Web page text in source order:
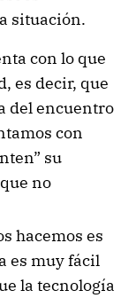
situación.
con lo que
es decir, que
del encuentro
con
su
no
hacemos es
es muy fácil
la tecnología